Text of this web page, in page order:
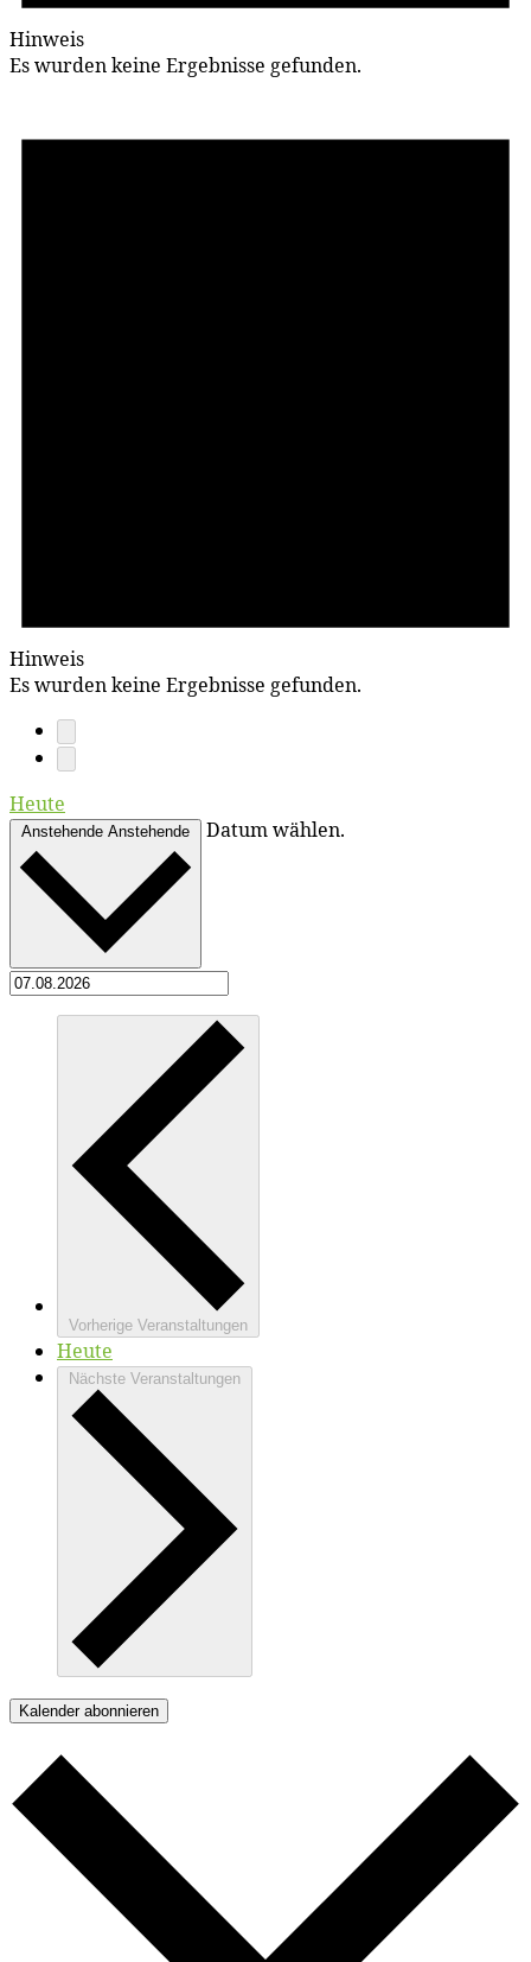
Hinweis
Es wurden keine Ergebnisse gefunden.
Hinweis
Es wurden keine Ergebnisse gefunden.
Heute
Anstehende Anstehende Datum wählen.
Vorherige Veranstaltungen
Heute
Nächste Veranstaltungen
Kalender abonnieren